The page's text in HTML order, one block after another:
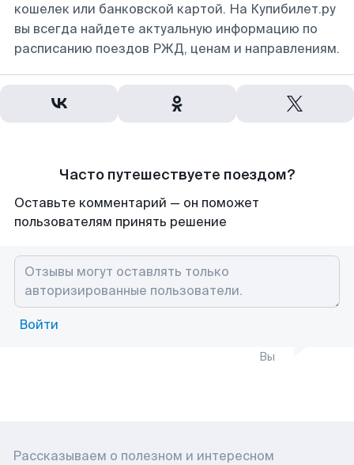
кошелек или банковской картой. На Купибилет.ру
вы всегда найдете актуальную информацию по
расписанию поездов РЖД, ценам и направлениям.
Часто путешествуете поездом?
Оставьте комментарий — он поможет
пользователям принять решение
Войти
Вы
Рассказываем о полезном и интересном